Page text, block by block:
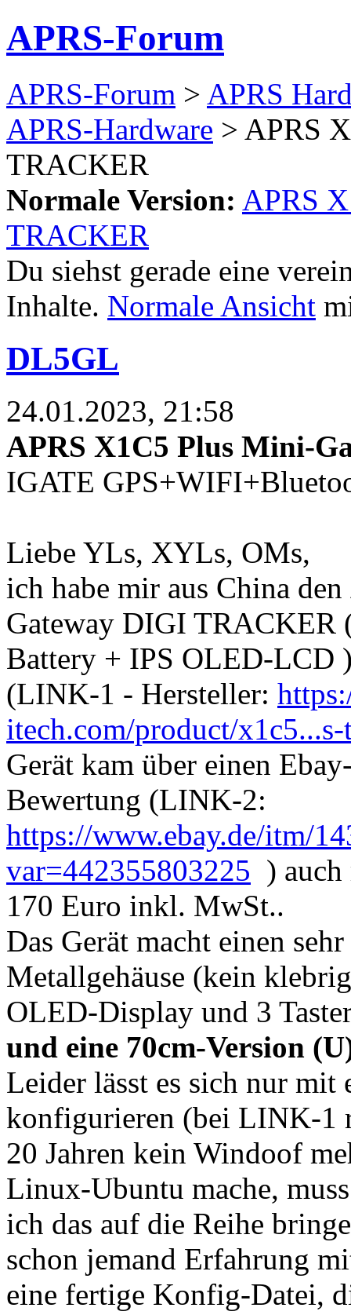
APRS-Forum
APRS-Forum > APRS
APRS-Hardware > APRS
TRACKER
Normale Version: APRS
TRACKER
Du siehst gerade eine
Inhalte. Normale Ansicht
DL5GL
24.01.2023, 21:58
APRS X1C5 Plus Mini-
IGATE
Liebe YLs, XYLs, OMs,
ich habe mir aus China den
Gateway DIGI
Battery + IPS OLED-LCD
(LINK-1 - Hersteller:
itech.com/product/
Gerät kam über einen
Bewertung (LINK-2:
https://www.ebay.de/itm/
var=442355803225 )
170 Euro inkl. MwSt..
Das Gerät macht einen
Metallgehäuse (kein
OLED-Display und 3
und eine 70cm-Version
Leider lässt es sich nur
konfigurieren (bei LINK-1
20 Jahren kein Windoof
Linux-Ubuntu mache,
ich das auf die Reihe
schon jemand Erfahrung
eine fertige Konfig-Datei,